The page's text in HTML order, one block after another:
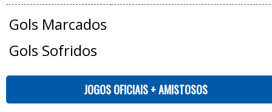
Gols Marcados
Gols Sofridos
JOGOS OFICIAIS + AMISTOSOS